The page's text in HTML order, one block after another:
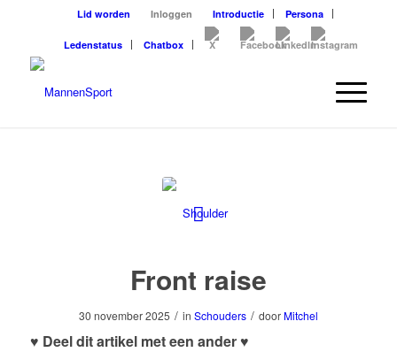
Lid worden Inloggen Introductie Persona
Ledenstatus Chatbox
Front raise
30 november 2025 / in Schouders / door Mitchel
♥ Deel dit artikel met een ander ♥